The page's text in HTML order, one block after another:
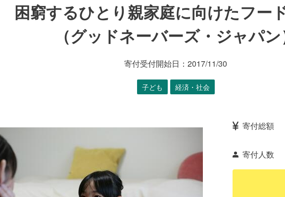
困窮するひとり親家庭に向けたフー
（グッドネーバーズ・ジャパン
寄付受付開始日： 2017/11/30
子ども 経済・社会
寄付総額
寄付人数